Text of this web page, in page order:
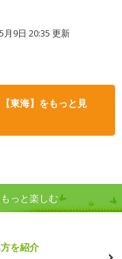
月9日 20:35 更新
東海】をもっと見
っと楽しむ
を紹介